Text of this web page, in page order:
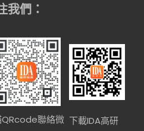
我們：
QRcode聯絡微 下載IDA高研